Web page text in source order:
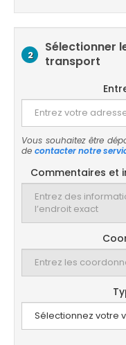
2
Sélectionner
transport
Vous souhaitez être
de contacter notre
Commentaires et